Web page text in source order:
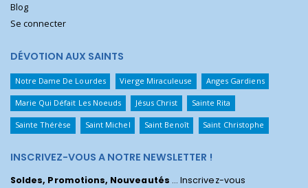
Blog
Se connecter
DÉVOTION AUX SAINTS
Notre Dame De Lourdes Vierge Miraculeuse Anges Gardiens
Marie Qui Défait Les Noeuds Jésus Christ Sainte Rita
Sainte Thérèse Saint Michel Saint Benoît Saint Christophe
INSCRIVEZ-VOUS A NOTRE NEWSLETTER !
Soldes, Promotions, Nouveautés ... Inscrivez-vous